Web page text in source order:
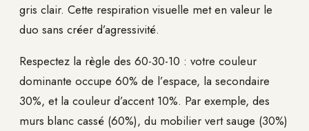
gris clair. Cette respiration visuelle met en valeur le
duo sans créer d’agressivité.
Respectez la règle des 60-30-10 : votre couleur
dominante occupe 60% de l’espace, la secondaire
30%, et la couleur d’accent 10%. Par exemple, des
murs blanc cassé (60%), du mobilier vert sauge (30%)